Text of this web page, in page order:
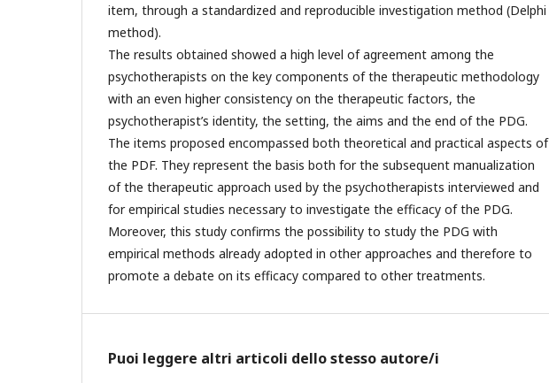
item, through a standardized and reproducible investigation method (Delphi
method).
The results obtained showed a high level of agreement among the
psychotherapists on the key components of the therapeutic methodology
with an even higher consistency on the therapeutic factors, the
psychotherapist’s identity, the setting, the aims and the end of the PDG.
The items proposed encompassed both theoretical and practical aspects of
the PDF. They represent the basis both for the subsequent manualization
of the therapeutic approach used by the psychotherapists interviewed and
for empirical studies necessary to investigate the efficacy of the PDG.
Moreover, this study confirms the possibility to study the PDG with
empirical methods already adopted in other approaches and therefore to
promote a debate on its efficacy compared to other treatments.
Puoi leggere altri articoli dello stesso autore/i